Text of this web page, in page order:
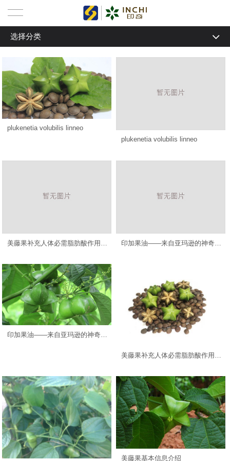
选择分类
选择分类
plukenetia volubilis linneo
plukenetia volubilis linneo
印加果油——来自亚玛逊的神奇植物
美藤果补充人体必需脂肪酸作用浅析
美藤果基本信息介绍
首页
新闻资讯
关于我们
产品中心
人才招聘